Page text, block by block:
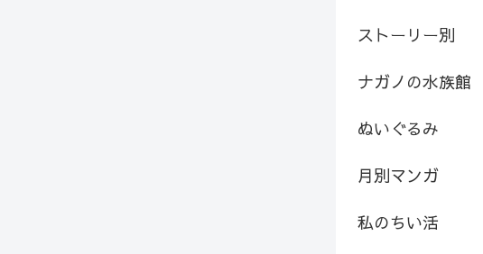
ストーリー別
ナガノの水族館
ぬいぐるみ
月別マンガ
私のちい活